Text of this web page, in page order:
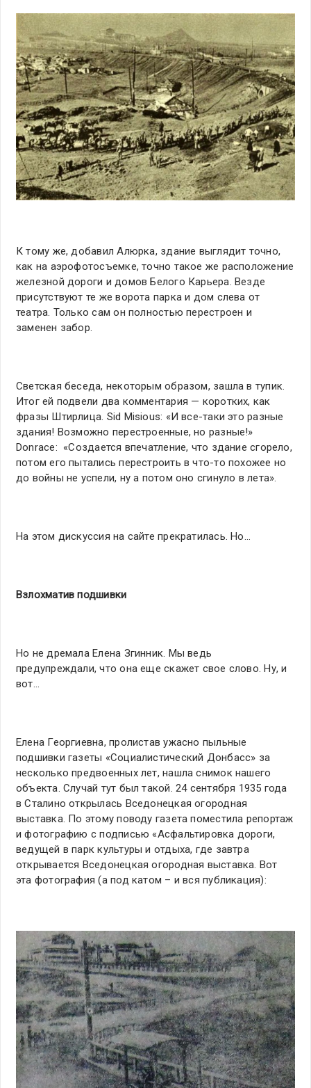
К тому же, добавил Алюрка, здание выглядит точно,
как на аэрофотосъемке, точно такое же расположение
железной дороги и домов Белого Карьера. Везде
присутствуют те же ворота парка и дом слева от
театра. Только сам он полностью перестроен и
заменен забор.
Светская беседа, некоторым образом, зашла в тупик.
Итог ей подвели два комментария — коротких, как
фразы Штирлица. Sid Misious: «И все-таки это разные
здания! Возможно перестроенные, но разные!»
Donrace: «Создается впечатление, что здание сгорело,
потом его пытались перестроить в что-то похожее но
до войны не успели, ну а потом оно сгинуло в лета».
На этом дискуссия на сайте прекратилась. Но…
Взлохматив подшивки
Но не дремала Елена Згинник. Мы ведь
предупреждали, что она еще скажет свое слово. Ну, и
вот…
Елена Георгиевна, пролистав ужасно пыльные
подшивки газеты «Социалистический Донбасс» за
несколько предвоенных лет, нашла снимок нашего
объекта. Случай тут был такой. 24 сентября 1935 года
в Сталино открылась Вседонецкая огородная
выставка. По этому поводу газета поместила репортаж
и фотографию с подписью «Асфальтировка дороги,
ведущей в парк культуры и отдыха, где завтра
открывается Вседонецкая огородная выставка. Вот
эта фотография (а под катом – и вся публикация):